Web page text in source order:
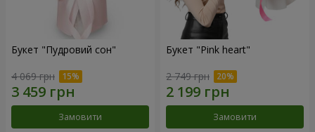
Букет "Пудровий сон"
4 069 грн
Замовити
Букет "Pink heart"
2 749 грн
Замовити